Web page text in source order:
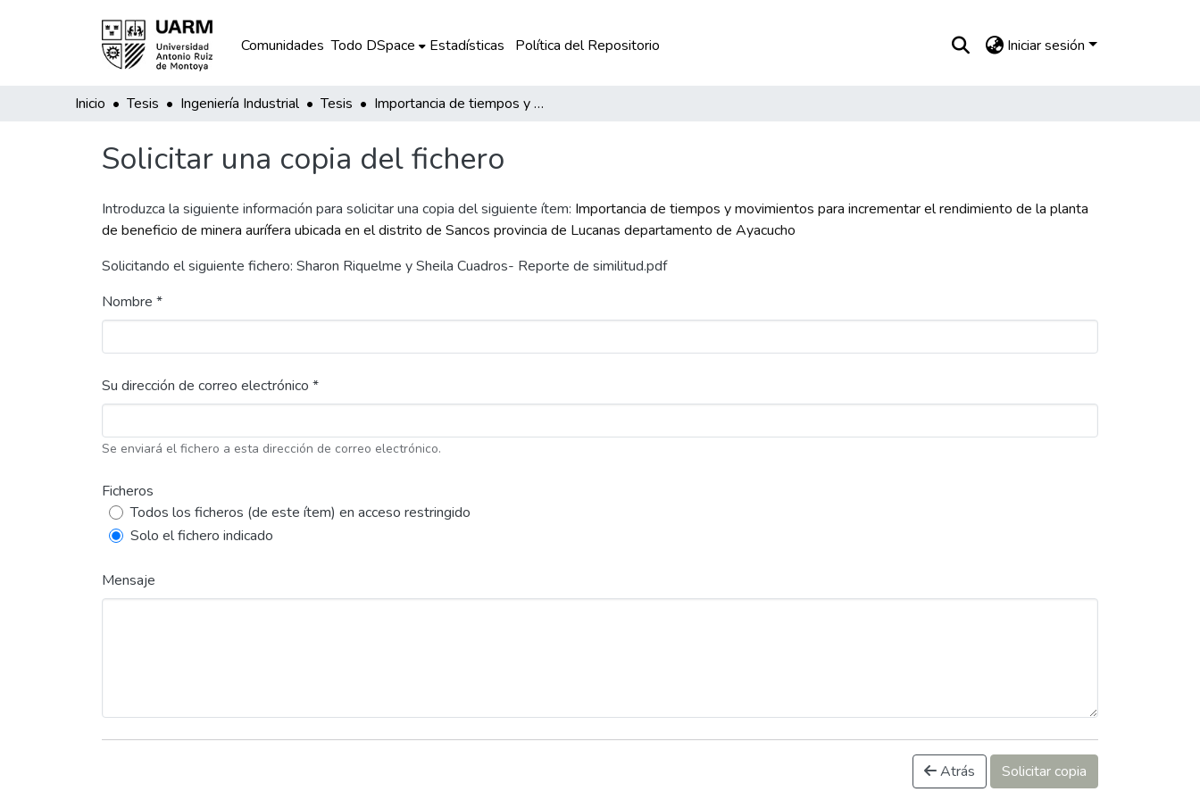
Comunidades Todo DSpace Estadísticas Política del Repositorio Iniciar sesión
Inicio Tesis Ingeniería Industrial Tesis Importancia de tiempos y movimientos para incrementar el rendimiento de la planta de beneficio de minera aurífera ubicada en el distrito de Sancos provincia de Lucanas departamento de Ayacucho
Solicitar una copia del fichero
Introduzca la siguiente información para solicitar una copia del siguiente ítem: Importancia de tiempos y movimientos para incrementar el rendimiento de la planta
de beneficio de minera aurífera ubicada en el distrito de Sancos provincia de Lucanas departamento de Ayacucho
Solicitando el siguiente fichero: Sharon Riquelme y Sheila Cuadros- Reporte de similitud.pdf
Nombre *
Su dirección de correo electrónico *
Se enviará el fichero a esta dirección de correo electrónico.
Ficheros
Todos los ficheros (de este ítem) en acceso restringido
Solo el fichero indicado
Mensaje
Atrás Solicitar copia